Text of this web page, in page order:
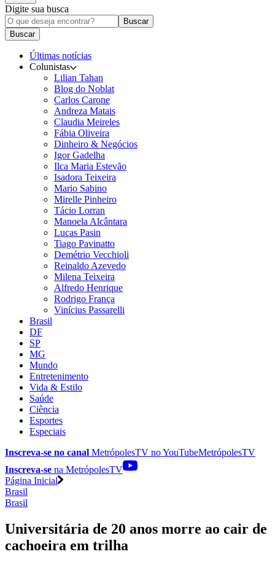
Digite sua busca
Buscar
Buscar
Últimas notícias
Colunistas
Lilian Tahan
Blog do Noblat
Carlos Carone
Andreza Matais
Claudia Meireles
Fábia Oliveira
Dinheiro & Negócios
Igor Gadelha
Ilca Maria Estevão
Isadora Teixeira
Mario Sabino
Mirelle Pinheiro
Tácio Lorran
Manoela Alcântara
Lucas Pasin
Tiago Pavinatto
Demétrio Vecchioli
Reinaldo Azevedo
Milena Teixeira
Alfredo Henrique
Rodrigo França
Vinícius Passarelli
Brasil
DF
SP
MG
Mundo
Entretenimento
Vida & Estilo
Saúde
Ciência
Esportes
Especiais
Inscreva-se no canal MetrópolesTV noYouTubeMetrópolesTV
Inscreva-se na MetrópolesTV
Página Inicial
Brasil
Brasil
Universitária de 20 anos morre ao cair de
cachoeira em trilha